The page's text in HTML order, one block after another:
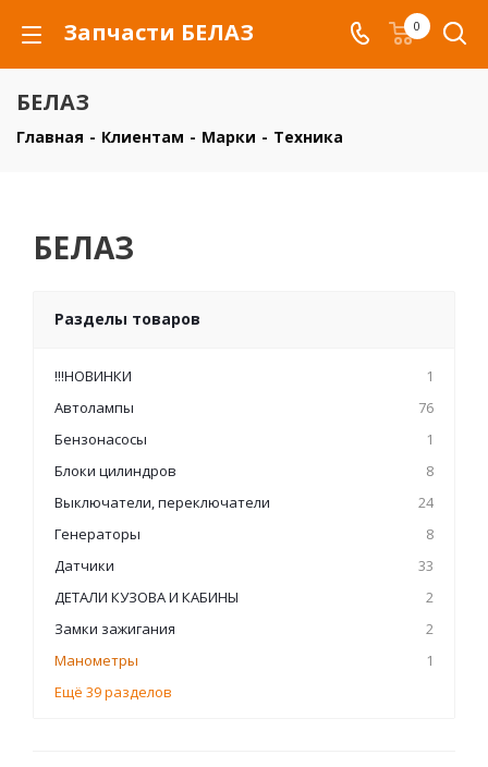
Запчасти БЕЛАЗ 0
БЕЛАЗ
Главная - Клиентам - Марки - Техника
БЕЛАЗ
Разделы товаров
!!!НОВИНКИ
1
Автолампы
76
Бензонасосы
1
Блоки цилиндров
8
Выключатели, переключатели
24
Генераторы
8
Датчики
33
ДЕТАЛИ КУЗОВА И КАБИНЫ
2
Замки зажигания
2
Манометры
1
Ещё 39 разделов